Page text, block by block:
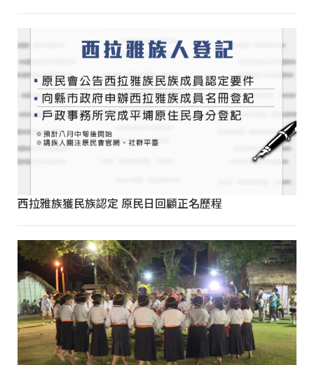
西拉雅族獲民族認定 原民日回顧正名歷程